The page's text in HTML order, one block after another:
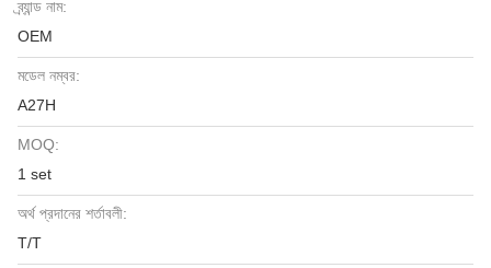
ব্র্যান্ড নাম:
OEM
মডেল নম্বর:
A27H
MOQ:
1 set
অর্থ প্রদানের শর্তাবলী:
T/T